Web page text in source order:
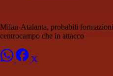
Milan-Atalanta, probabili
centrocampo che in attacco